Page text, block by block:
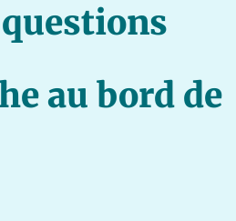
au bord de